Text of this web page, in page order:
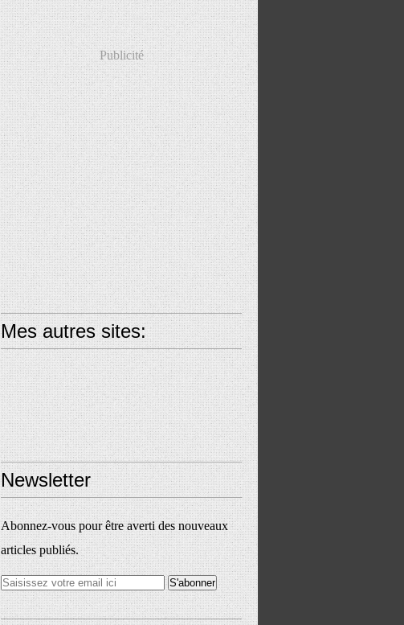
Publicité
Mes autres sites:
Newsletter
Abonnez-vous pour être averti des nouveaux
articles publiés.